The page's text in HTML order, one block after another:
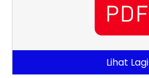
Lihat Lagi